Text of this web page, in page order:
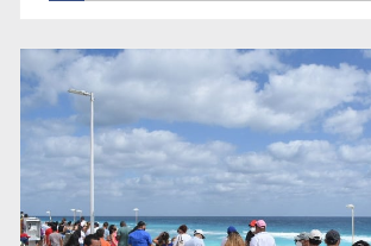
EU reanudará este sábado inspecciones
Michoacán